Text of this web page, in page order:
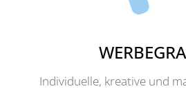
Individuelle, kreative und